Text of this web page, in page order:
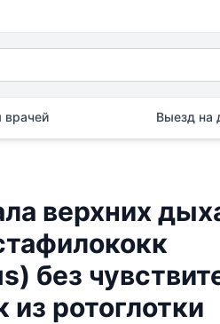
Выезд на
верхних
без
из ротоглотки